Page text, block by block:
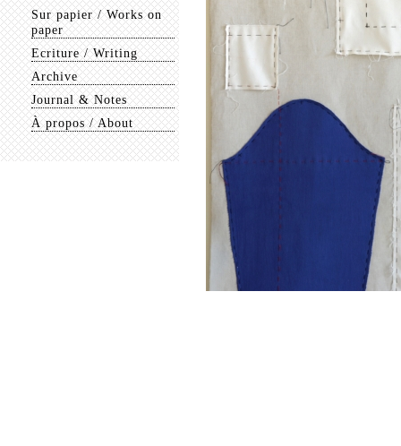
Sur papier / Works on
paper
Ecriture / Writing
Archive
Journal & Notes
À propos / About